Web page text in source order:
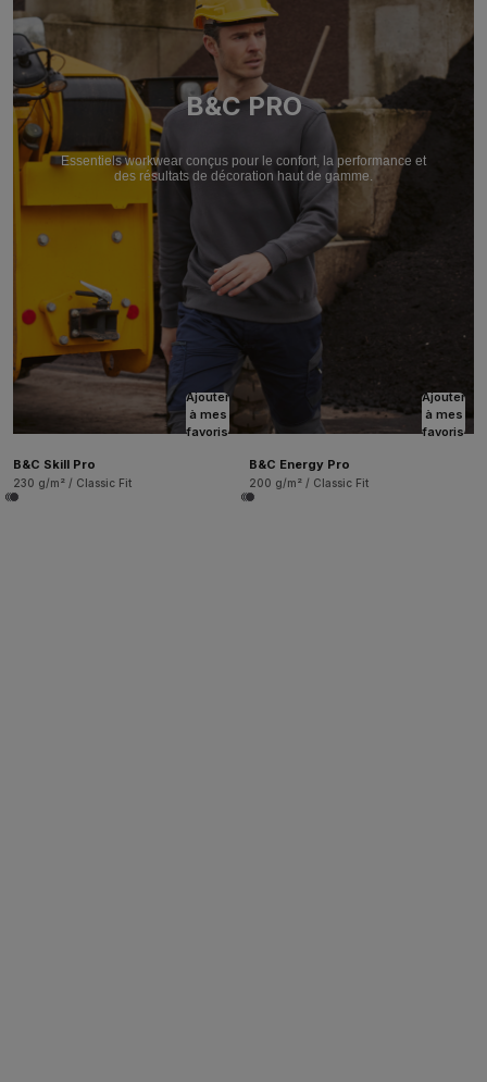
B&C PRO
Essentiels workwear conçus pour le confort, la performance et
des résultats de décoration haut de gamme.
Ajouter
à mes
favoris
B&C Skill Pro
230 g/m² / Classic Fit
Ajouter
à mes
favoris
B&C Energy Pro
200 g/m² / Classic Fit